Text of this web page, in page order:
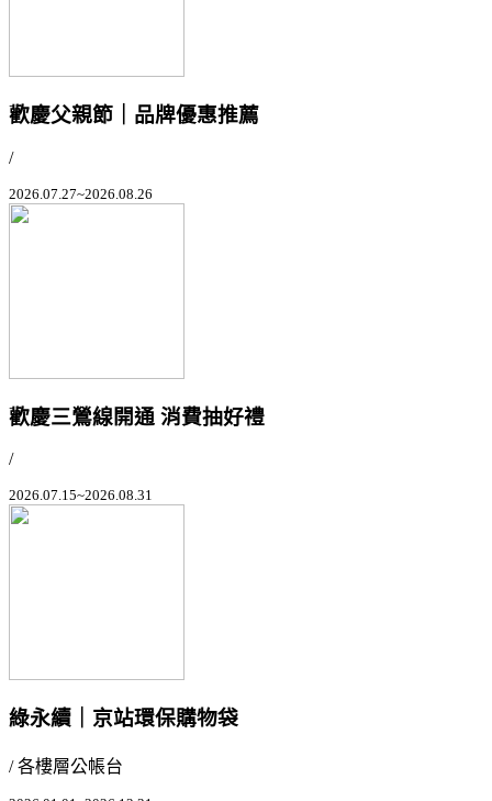
歡慶父親節｜品牌優惠推薦
/
2026.07.27~2026.08.26
歡慶三鶯線開通 消費抽好禮
/
2026.07.15~2026.08.31
綠永續｜京站環保購物袋
/ 各樓層公帳台